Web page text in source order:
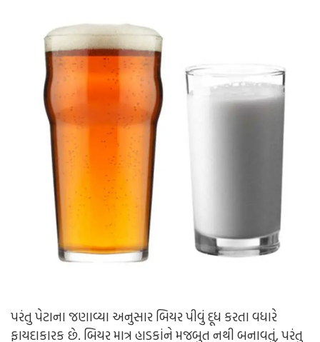
પરંતુ પેટાના જણાવ્યા અનુસાર બિયર પીવું દૂધ કરતા વધારે
ફાયદાકારક છે. બિયર માત્ર હાડકાંને મજબુત નથી બનાવતું, પરંતુ